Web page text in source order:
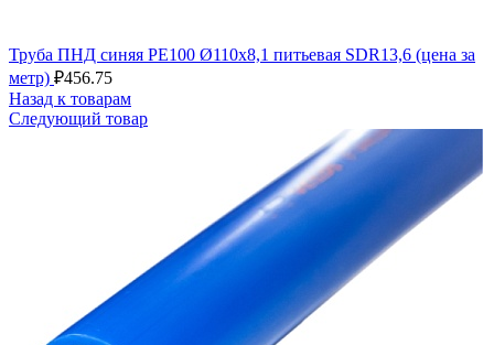
Труба ПНД синяя РЕ100 Ø110x8,1 питьевая SDR13,6 (цена за
метр) ₽456.75
Назад к товарам
Следующий товар